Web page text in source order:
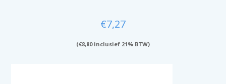
€7,27
(€8,80inclusief 21% BTW)